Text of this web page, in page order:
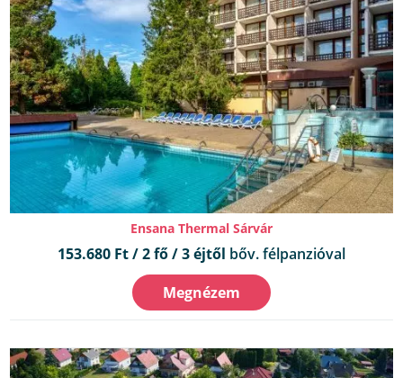
Ensana Thermal Sárvár
153.680 Ft / 2 fő / 3 éjtől bőv. félpanzióval
Megnézem